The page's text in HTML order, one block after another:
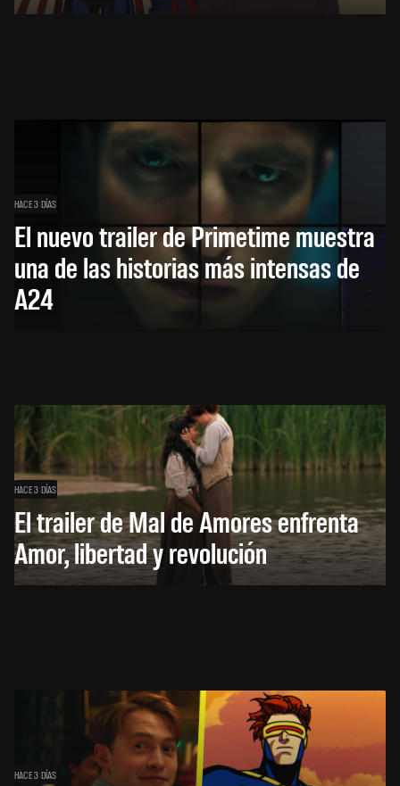
HACE 3 DÍAS
El nuevo trailer de Primetime muestra
una de las historias más intensas de
A24
HACE 3 DÍAS
El trailer de Mal de Amores enfrenta
Amor, libertad y revolución
HACE 3 DÍAS